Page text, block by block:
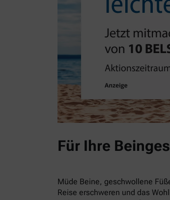
Für Ihre
Müde Beine, geschwollene
Reise erschweren und das